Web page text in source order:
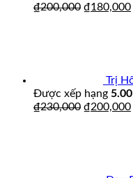
₫200,000 ₫180,000
Trị
Được xếp hạng 5.00
₫230,000 ₫200,000